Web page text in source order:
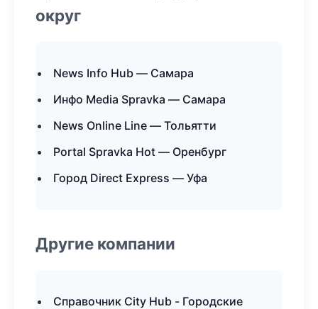
округ
News Info Hub — Самара
Инфо Media Spravka — Самара
News Online Line — Тольятти
Portal Spravka Hot — Оренбург
Город Direct Express — Уфа
Другие компании
Справочник City Hub - Городские